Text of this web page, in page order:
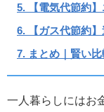
【電気代節約
【ガス代節約
まとめ｜賢い
一人暮らしにはお